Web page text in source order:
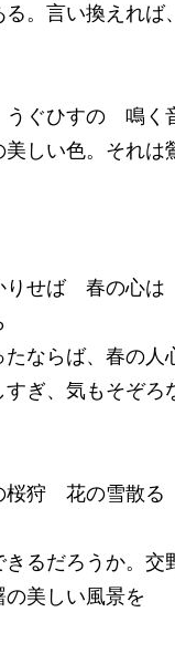
。言い換えれ
ぐひすの 鳴く
しい色。それは
りせば 春の心
ならば、春の
ぎ、気もそぞろ
桜狩 花の雪散
るだろうか。交
美しい風景を